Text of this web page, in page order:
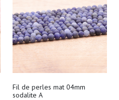
Fil de perles mat 04mm
sodalite A